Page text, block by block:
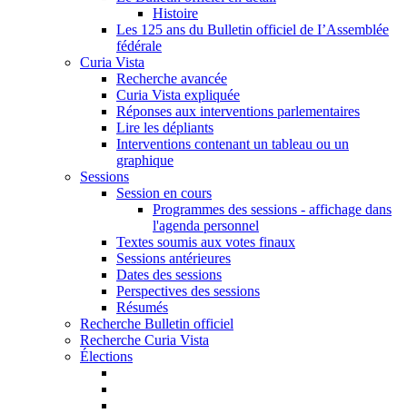
Histoire
Les 125 ans du Bulletin officiel de I’Assemblée
fédérale
Curia Vista
Recherche avancée
Curia Vista expliquée
Réponses aux interventions parlementaires
Lire les dépliants
Interventions contenant un tableau ou un
graphique
Sessions
Session en cours
Programmes des sessions - affichage dans
l'agenda personnel
Textes soumis aux votes finaux
Sessions antérieures
Dates des sessions
Perspectives des sessions
Résumés
Recherche Bulletin officiel
Recherche Curia Vista
Élections